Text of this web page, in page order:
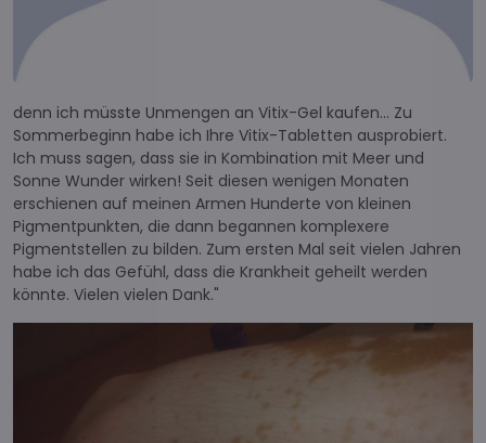
denn ich müsste Unmengen an Vitix-Gel kaufen... Zu
Sommerbeginn habe ich Ihre Vitix-Tabletten ausprobiert.
Ich muss sagen, dass sie in Kombination mit Meer und
Sonne Wunder wirken! Seit diesen wenigen Monaten
erschienen auf meinen Armen Hunderte von kleinen
Pigmentpunkten, die dann begannen komplexere
Pigmentstellen zu bilden. Zum ersten Mal seit vielen Jahren
habe ich das Gefühl, dass die Krankheit geheilt werden
könnte. Vielen vielen Dank."